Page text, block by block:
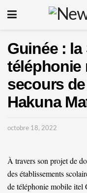
Guinée :
téléphonie
secours
Hakuna
octobre 18, 2022
À travers son projet de
des établissements
de téléphonie mobile itel